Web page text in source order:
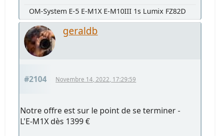
OM-System E-5 E-M1X E-M10III 1s Lumix FZ82D
geraldb
#2104 Novembre 14, 2022, 17:29:59
Notre offre est sur le point de se terminer -
L'E-M1X dès 1399 €